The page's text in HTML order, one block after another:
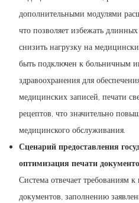
дополнительными модулями
что позволяет избежать
снизить нагрузку на
быть подключен к больничным
здравоохранения для
медицинских записей, печати
рецептов, что значительно
медицинского обслуживания.
Сценарий предоставления
оптимизация печати
Система отвечает требованиям
документов, заполнению